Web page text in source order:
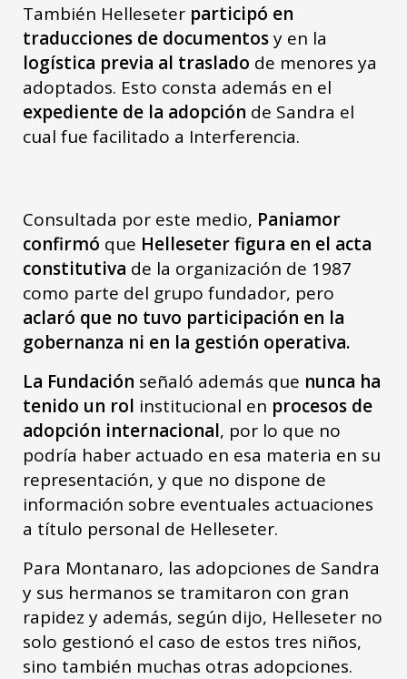
También Helleseter participó en
traducciones de documentosy en la
logística previa al traslado de menores ya
adoptados. Esto consta además en el
expediente de la adopción de Sandra el
cual fue facilitado a Interferencia.
Consultada por este medio, Paniamor
confirmó que Helleseter figura en el acta
constitutiva de la organización de 1987
como parte del grupo fundador, pero
aclaró que no tuvo participación en la
gobernanza ni en la gestión operativa.
La Fundación señaló además que nunca ha
tenido un rol institucional en procesos de
adopción internacional, por lo que no
podría haber actuado en esa materia en su
representación, y que no dispone de
información sobre eventuales actuaciones
a título personal de Helleseter.
Para Montanaro, las adopciones de Sandra
y sus hermanos se tramitaron con gran
rapidez y además, según dijo, Helleseter no
solo gestionó el caso de estos tres niños,
sino también muchas otras adopciones.